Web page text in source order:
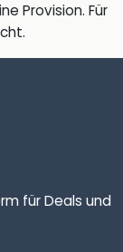
Provision. Für
für Deals und